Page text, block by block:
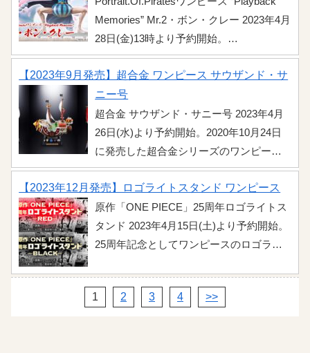
走り回るような姿で登場。こちらで販売
情報などをまとめましたのでチェックし
ましょう。 販売情報 ...
Memories” Mr.2・ボン・クレー 2023年4月
28日(金)13時より予約開始。
P.O.P”Playback Memories”シリーズに秘
密犯罪会社バロックワークスの一員ボン
ちゃんこと「Mr.2・ボン・クレー」が登
場！アラバスタ編の名シーンを立体化し
たハイクオリティフィギュアの販売開始
します。詳細情報をまとめましたのでチ
ェックしましょう！ 販売情報 ...
【2023年9月発売】超合金 ワンピース サウザンド・サ
ニー号
超合金 サウザンド・サニー号 2023年4月
26日(水)より予約開始。2020年10月24日
に発売した超合金シリーズのワンピース
「サウザント・サニー号」の再販が決
定！超ビックスケールの海賊「麦わらの
一味」が乗る夢の船です。こちらでは詳
細情報をまとめましたのでチェックしま
しょう！ 販売情報 サニー号とスケー
メリー2号」、「シャークサブマージ3
号」、「クロサイFR-U4号」、「ブラキ
【2023年12月発売】ロゴライトスタンド ワンピース
原作「ONE PIECE」25周年ロゴライトス
タンド 2023年4月15日(土)より予約開始。
25周年記念としてワンピースのロゴライ
REDとBLACKの2種類がラインナップ。
発光するため部屋の照明(インテリア)とし
1 2 3 4 >>